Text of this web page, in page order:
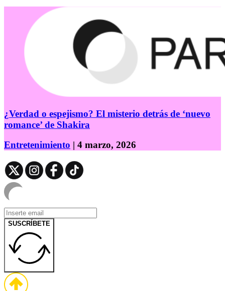
¿Verdad o espejismo? El misterio detrás de ‘nuevo
romance’ de Shakira
Entretenimiento | 4 marzo, 2026
SUSCRÍBETE